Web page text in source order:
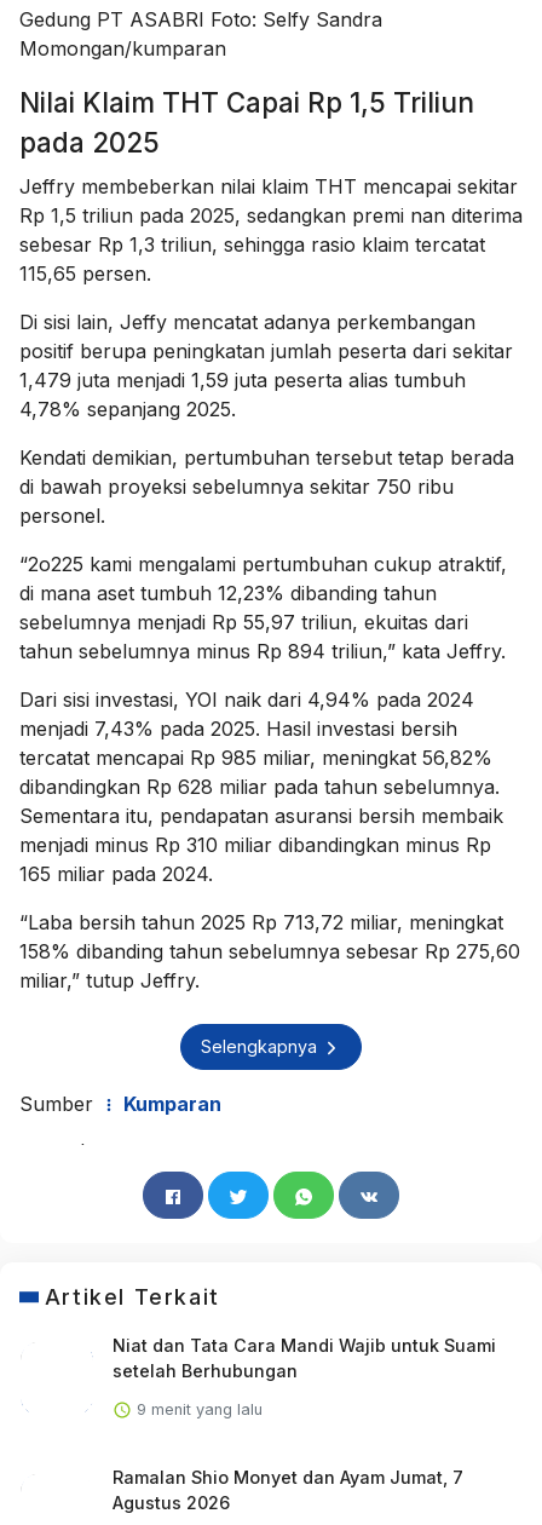
Gedung PT ASABRI Foto: Selfy Sandra
Momongan/kumparan
Nilai Klaim THT Capai Rp 1,5 Triliun
pada 2025
Jeffry membeberkan nilai klaim THT mencapai sekitar
Rp 1,5 triliun pada 2025, sedangkan premi nan diterima
sebesar Rp 1,3 triliun, sehingga rasio klaim tercatat
115,65 persen.
Di sisi lain, Jeffy mencatat adanya perkembangan
positif berupa peningkatan jumlah peserta dari sekitar
1,479 juta menjadi 1,59 juta peserta alias tumbuh
4,78% sepanjang 2025.
Kendati demikian, pertumbuhan tersebut tetap berada
di bawah proyeksi sebelumnya sekitar 750 ribu
personel.
“2o225 kami mengalami pertumbuhan cukup atraktif,
di mana aset tumbuh 12,23% dibanding tahun
sebelumnya menjadi Rp 55,97 triliun, ekuitas dari
tahun sebelumnya minus Rp 894 triliun,” kata Jeffry.
Dari sisi investasi, YOI naik dari 4,94% pada 2024
menjadi 7,43% pada 2025. Hasil investasi bersih
tercatat mencapai Rp 985 miliar, meningkat 56,82%
dibandingkan Rp 628 miliar pada tahun sebelumnya.
Sementara itu, pendapatan asuransi bersih membaik
menjadi minus Rp 310 miliar dibandingkan minus Rp
165 miliar pada 2024.
“Laba bersih tahun 2025 Rp 713,72 miliar, meningkat
158% dibanding tahun sebelumnya sebesar Rp 275,60
miliar,” tutup Jeffry.
Selengkapnya
Sumber Kumparan
Artikel Terkait
Niat dan Tata Cara Mandi Wajib untuk Suami
setelah Berhubungan
9 menit yang lalu
Ramalan Shio Monyet dan Ayam Jumat, 7
Agustus 2026